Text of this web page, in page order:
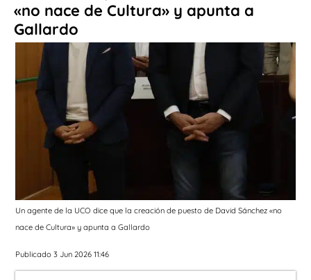
«no nace de Cultura» y apunta a
Gallardo
Un agente de la UCO dice que la creación de puesto de David Sánchez «no
nace de Cultura» y apunta a Gallardo
Publicado 3 Jun 2026 11:46